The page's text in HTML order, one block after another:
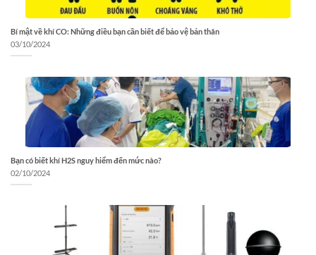
Bí mật về khí CO: Những điều bạn cần biết để bảo vệ bản thân
03/10/2024
Bạn có biết khí H2S nguy hiểm đến mức nào?
02/10/2024